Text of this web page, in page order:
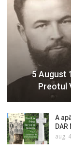
5 August
Preotul
A
DAR
aug.